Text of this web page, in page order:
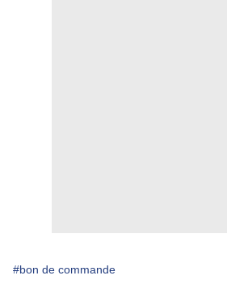
#bon de commande